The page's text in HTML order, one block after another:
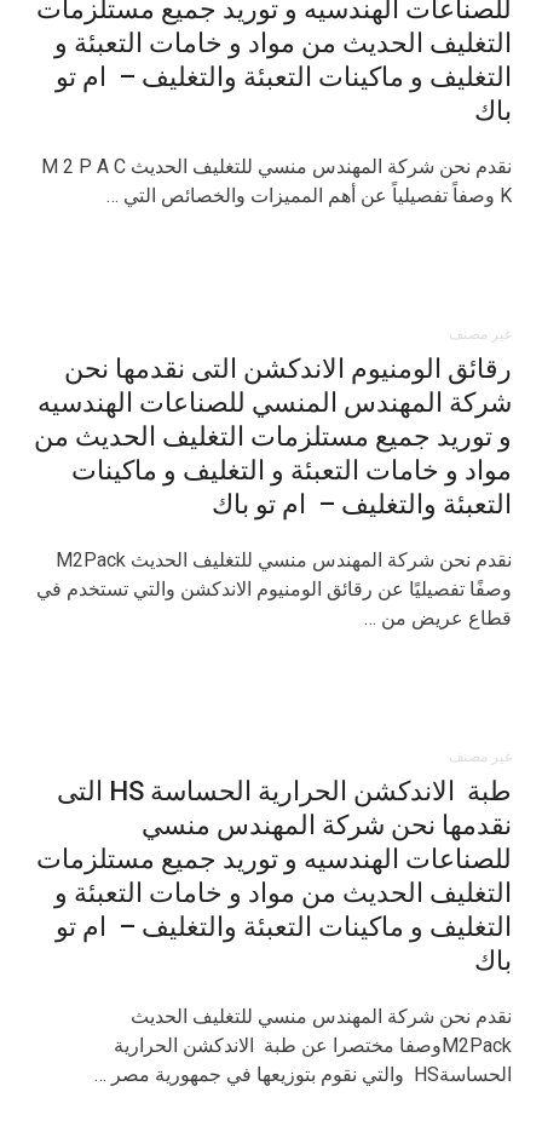
للصناعات الهندسيه و توريد جميع مستلزمات
التغليف الحديث من مواد و خامات التعبئة و
التغليف و ماكينات التعبئة والتغليف – ام تو
باك
نقدم نحن شركة المهندس منسي للتغليف الحديث M 2 P A C
K وصفاً تفصيلياً عن أهم المميزات والخصائص التي …
غير مصنف
رقائق الومنيوم الاندكشن التى نقدمها نحن
شركة المهندس المنسي للصناعات الهندسيه
و توريد جميع مستلزمات التغليف الحديث من
مواد و خامات التعبئة و التغليف و ماكينات
التعبئة والتغليف – ام تو باك
نقدم نحن شركة المهندس منسي للتغليف الحديث M2Pack
وصفًا تفصيليًا عن رقائق الومنيوم الاندكشن والتي تستخدم في
قطاع عريض من …
غير مصنف
طبة الاندكشن الحرارية الحساسة HS التى
نقدمها نحن شركة المهندس منسي
للصناعات الهندسيه و توريد جميع مستلزمات
التغليف الحديث من مواد و خامات التعبئة و
التغليف و ماكينات التعبئة والتغليف – ام تو
باك
نقدم نحن شركة المهندس منسي للتغليف الحديث
M2Packوصفا مختصرا عن طبة الاندكشن الحرارية
الحساسةHS والتي نقوم بتوزيعها في جمهورية مصر …